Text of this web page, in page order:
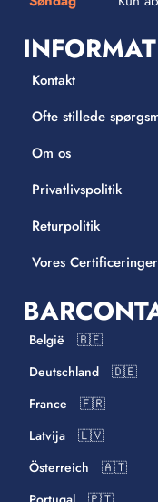
Kontakt
Ofte stillede
Om os
Privatlivspolitik
Returpolitik
Vores Certificeringer
België 🇧🇪
Deutschland 🇩🇪
France 🇫🇷
Latvija 🇱🇻
Österreich 🇦🇹